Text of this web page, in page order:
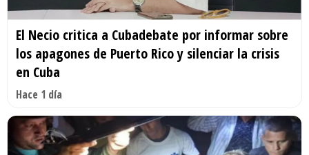
El Necio critica a Cubadebate por informar sobre
los apagones de Puerto Rico y silenciar la crisis
en Cuba
Hace 1 día